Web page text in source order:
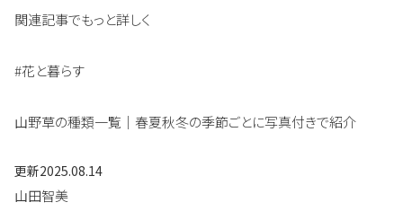
関連記事でもっと詳しく
#花と暮らす
山野草の種類一覧｜春夏秋冬の季節ごとに写真付きで紹介
更新2025.08.14
山田智美